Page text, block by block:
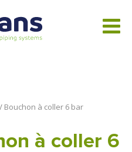
Bouchon à coller 6 bar
à coller 6
Tous les produits